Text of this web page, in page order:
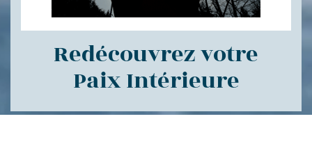
Redécouvrez votre
Paix Intérieure